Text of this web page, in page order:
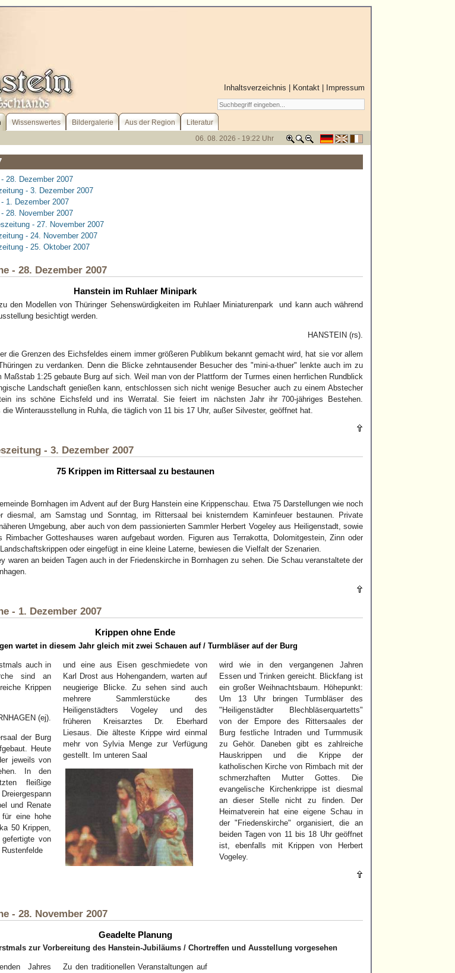
Inhaltsverzeichnis Kontakt Impressum
Wissenswertes Bildergalerie Aus der Region
Literatur
06. 08. 2026 - 19:22 Uhr
28. Dezember 2007
- 3. Dezember 2007
1. Dezember 2007
28. November 2007
- 27. November 2007
- 24. November 2007
- 25. Oktober 2007
- 28. Dezember 2007
Hanstein im Ruhlaer Minipark
den Modellen von Thüringer Sehenswürdigkeiten im Ruhlaer Miniaturenpark und kann auch während
besichtigt werden.
HANSTEIN (rs).
die Grenzen des Eichsfeldes einem immer größeren Publikum bekannt gemacht wird, hat sie vor allem
zu verdanken. Denn die Blicke zehntausender Besucher des "mini-a-thuer" lenkte auch im zu
Maßstab 1:25 gebaute Burg auf sich. Weil man von der Plattform der Turmes einen herrlichen Rundblick
Landschaft genießen kann, entschlossen sich nicht wenige Besucher auch zu einem Abstecher
ins schöne Eichsfeld und ins Werratal. Sie feiert im nächsten Jahr ihr 700-jähriges Bestehen.
Winterausstellung in Ruhla, die täglich von 11 bis 17 Uhr, außer Silvester, geöffnet hat.
- 3. Dezember 2007
75 Krippen im Rittersaal zu bestaunen
Bornhagen im Advent auf der Burg Hanstein eine Krippenschau. Etwa 75 Darstellungen wie noch
diesmal, am Samstag und Sonntag, im Rittersaal bei knisterndem Kaminfeuer bestaunen. Private
Umgebung, aber auch von dem passionierten Sammler Herbert Vogeley aus Heiligenstadt, sowie
Rimbacher Gotteshauses waren aufgebaut worden. Figuren aus Terrakotta, Dolomitgestein, Zinn oder
oder eingefügt in eine kleine Laterne, bewiesen die Vielfalt der Szenarien.
waren an beiden Tagen auch in der Friedenskirche in Bornhagen zu sehen. Die Schau veranstaltete der
- 1. Dezember 2007
Krippen ohne Ende
wartet in diesem Jahr gleich mit zwei Schauen auf / Turmbläser auf der Burg
auch in
sind an
Krippen
(ej).
der Burg
Heute
jeweils von
In den
fleißige
und Renate
eine hohe
50 Krippen,
von
und eine aus Eisen geschmiedete von
Karl Drost aus Hohengandern, warten auf
neugierige Blicke. Zu sehen sind auch
mehrere Sammlerstücke des
Heiligenstädters Vogeley und des
früheren Kreisarztes Dr. Eberhard
Liesaus. Die älteste Krippe wird einmal
mehr von Sylvia Menge zur Verfügung
gestellt. Im unteren Saal
wird wie in den vergangenen Jahren
Essen und Trinken gereicht. Blickfang ist
ein großer Weihnachtsbaum. Höhepunkt:
Um 13 Uhr bringen Turmbläser des
"Heiligenstädter Blechbläserquartetts"
von der Empore des Rittersaales der
Burg festliche Intraden und Turmmusik
zu Gehör. Daneben gibt es zahlreiche
Hauskrippen und die Krippe der
katholischen Kirche von Rimbach mit der
schmerzhaften Mutter Gottes. Die
evangelische Kirchenkrippe ist diesmal
an dieser Stelle nicht zu finden. Der
Heimatverein hat eine eigene Schau in
der "Friedenskirche" organisiert, die an
beiden Tagen von 11 bis 18 Uhr geöffnet
ist, ebenfalls mit Krippen von Herbert
Vogeley.
- 28. November 2007
Geadelte Planung
zur Vorbereitung des Hanstein-Jubiläums / Chortreffen und Ausstellung vorgesehen
Jahres
Zu den traditionellen Veranstaltungen auf